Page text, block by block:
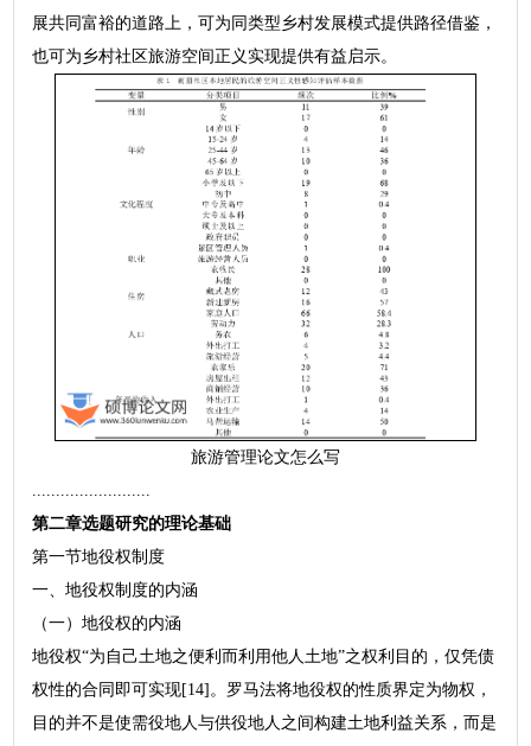
展共同富裕的道路上，可为同类型乡村发展模式提供路径借鉴，
也可为乡村社区旅游空间正义实现提供有益启示。
旅游管理论文怎么写
.........................
第二章选题研究的理论基础
第一节地役权制度
一、地役权制度的内涵
（一）地役权的内涵
地役权“为自己土地之便利而利用他人土地”之权利目的，仅凭债
权性的合同即可实现[14]。罗马法将地役权的性质界定为物权，
目的并不是使需役地人与供役地人之间构建土地利益关系，而是